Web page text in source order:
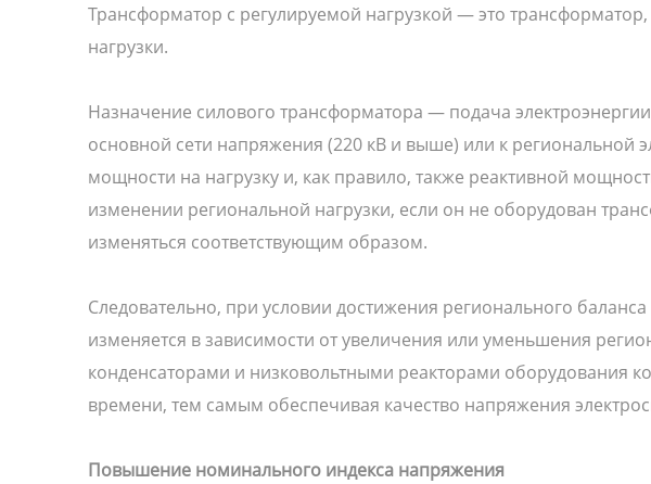
Трансформатор с регулируемой нагрузкой — это
нагрузки.
Назначение силового трансформатора — подача
основной сети напряжения (220 кВ и выше) или к региональной
мощности на нагрузку и, как правило, также реактивной
изменении региональной нагрузки, если он не оборудован
изменяться соответствующим образом.
Следовательно, при условии достижения регионального
изменяется в зависимости от увеличения или уменьшения
конденсаторами и низковольтными реакторами оборудования
времени, тем самым обеспечивая качество напряжения
Повышение номинального индекса напряжения